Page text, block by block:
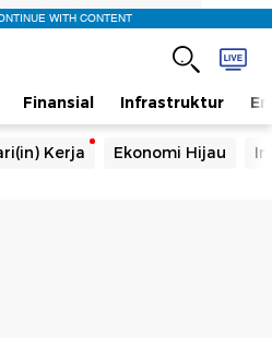
WITH CONTENT
Finansial Infrastruktur
Kerja Ekonomi Hijau